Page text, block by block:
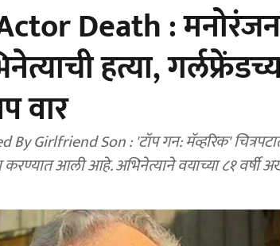
Death : मनोरंजन
हत्या,
वार
चित्रपटातील प्रसिद्ध अभिनेत्याची राहत्या घरी
आली आहे. अभिनेत्याने वयाच्या ८१ वर्षी